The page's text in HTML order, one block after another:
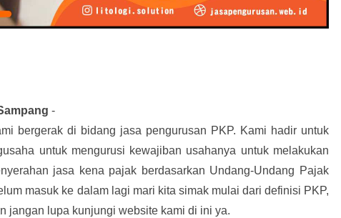
-
bergerak di bidang jasa pengurusan PKP. Kami hadir untuk
untuk mengurusi kewajiban usahanya untuk melakukan
jasa kena pajak berdasarkan Undang-Undang Pajak
masuk ke dalam lagi mari kita simak mulai dari definisi PKP,
jangan lupa kunjungi website kami di ini ya.